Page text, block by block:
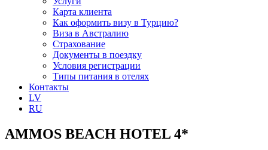
Карта клиента
Как оформить визу в Турцию?
Виза в Австралию
Страхование
Документы в поездку
Условия регистрации
Типы питания в отелях
Контакты
LV
RU
AMMOS BEACH HOTEL 4*